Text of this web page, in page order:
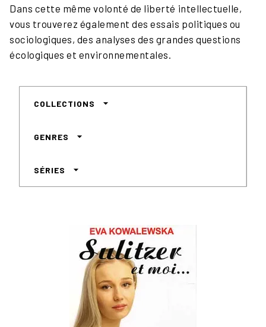
Dans cette même volonté de liberté intellectuelle,
vous trouverez également des essais politiques ou
sociologiques, des analyses des grandes questions
écologiques et environnementales.
COLLECTIONS arrow_drop_down
GENRES arrow_drop_down
SÉRIES arrow_drop_down